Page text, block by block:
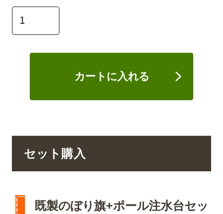
カートに入れる
セット購入
既製のぼり旗+ポール注水台セッ